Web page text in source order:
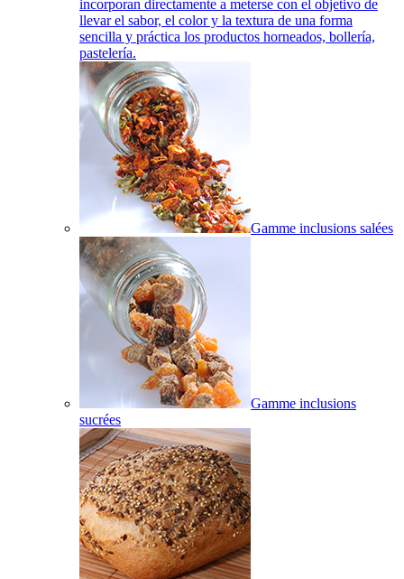
incorporan directamente a meterse con el objetivo de
llevar el sabor, el color y la textura de una forma
sencilla y práctica los productos horneados, bollería,
pastelería.
Gamme inclusions salées
Gamme inclusions
sucrées